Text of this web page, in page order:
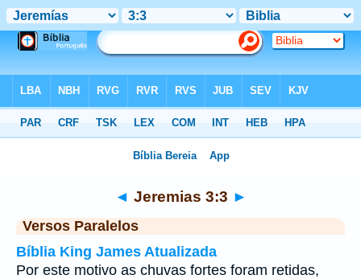
◄ Jeremias 3:3 ►
Versos Paralelos
Bíblia King James Atualizada
Por este motivo as chuvas fortes foram retidas,